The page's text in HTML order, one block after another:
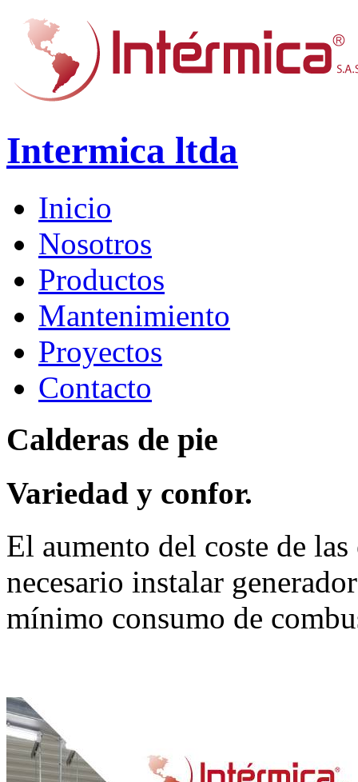
Intermica ltda
Inicio
Nosotros
Productos
Mantenimiento
Proyectos
Contacto
Calderas de pie
Variedad y confor.
El aumento del coste de
necesario instalar
mínimo consumo de